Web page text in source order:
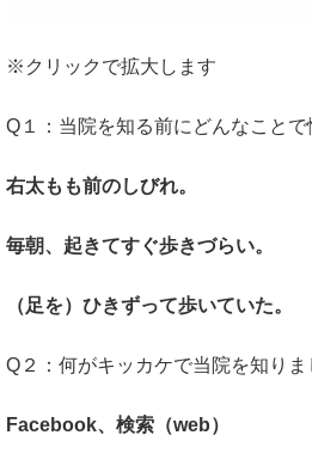
※クリックで拡大します
Q１：当院を知る前にどんなことで
右太もも前のしびれ。
毎朝、起きてすぐ歩きづらい。
（足を）ひきずって歩いていた。
Q２：何がキッカケで当院を知りま
Facebook、検索（web）